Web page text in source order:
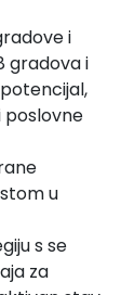
i
gradova i
poslovne
u
s se
za